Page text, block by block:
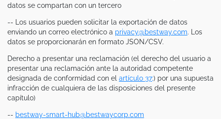
datos se compartan con un tercero
-- Los usuarios pueden solicitar la exportación de datos
enviando un correo electrónico a privacy@bestway.com. Los
datos se proporcionarán en formato JSON/CSV.
Derecho a presentar una reclamación (el derecho del usuario a
presentar una reclamación ante la autoridad competente
designada de conformidad con el artículo 37;) por una supuesta
infracción de cualquiera de las disposiciones del presente
capítulo)
-- bestway-smart-hub@bestwaycorp.com